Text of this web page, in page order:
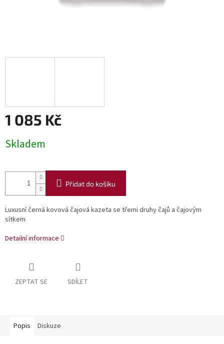
1 085 Kč
cena:
Skladem
Přidat do košíku
Luxusní černá kovová čajová kazeta se třemi druhy čajů a čajovým
sítkem
Detailní informace
ZEPTAT SE SDÍLET
Popis Diskuze